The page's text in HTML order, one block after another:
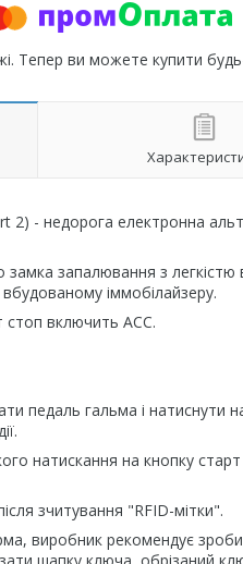
Тепер ви можете купити
2) - недорога електронна
замка запалювання з
іммобілайзеру.
стоп включить АСС.
педаль гальма і натиснути
натискання на кнопку
зчитування "RFID-мітки".
виробник рекомендує